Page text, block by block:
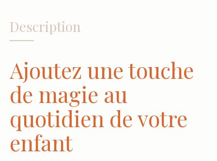
Description
Ajoutez une touche
de magie au
quotidien de votre
enfant